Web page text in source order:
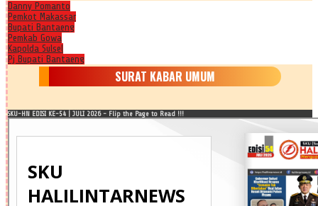
Danny Pomanto
Pemkot Makassar
Bupati Bantaeng
Pemkab Gowa
Kapolda Sulsel
Pj Bupati Bantaeng
SURAT KABAR UMUM
SKU-HN EDISI KE-54 | JULI 2026 - Flip the Page to Read !!!